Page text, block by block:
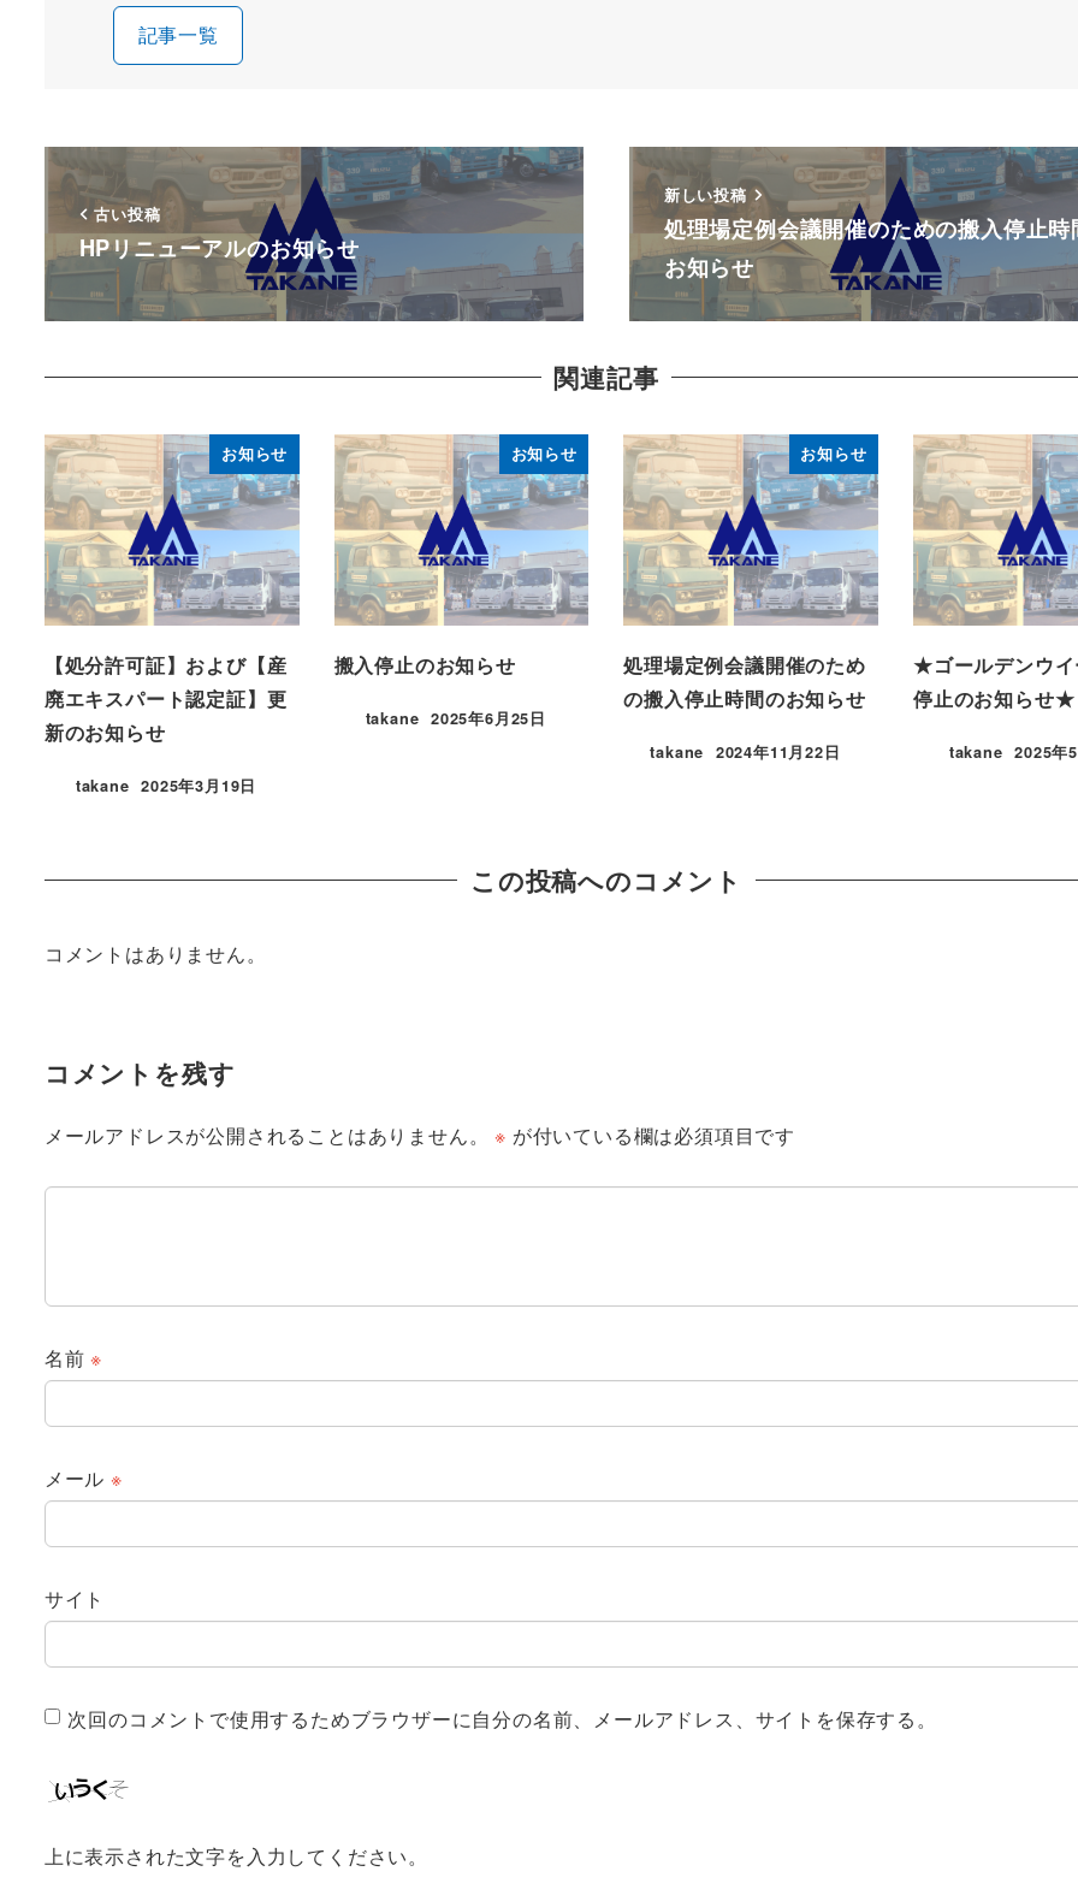
記事一覧
古い投稿
HPリニューアルのお知らせ
新しい投稿
処理場定例会議開催のための搬入停止時
お知らせ
関連記事
お知らせ
【処分許可証】および【産
廃エキスパート認定証】更
新のお知らせ
takane 2025年3月19日
お知らせ
搬入停止のお知らせ
takane 2025年6月25日
お知らせ
処理場定例会議開催のため
の搬入停止時間のお知らせ
takane 2024年11月22日
★ゴールデンウ
停止のお知らせ★
takane 2025年
この投稿へのコメント
コメントはありません。
コメントを残す
メールアドレスが公開されることはありません。 ※ が付いている欄は必須項目です
名前※
メール ※
サイト
次回のコメントで使用するためブラウザーに自分の名前、メールアドレス、サイトを保存する。
上に表示された文字を入力してください。